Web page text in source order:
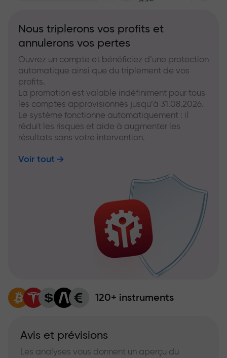
Nous triplerons vos profits et
annulerons vos pertes
Ouvrez un compte et bénéficiez d’une protection
automatique ainsi que du triplement de vos
profits.
La promotion est valable indéfiniment pour tous
les comptes approvisionnés jusqu’à 31.08.2026.
Le système fonctionne automatiquement : il
réduit les risques et aide à augmenter les
résultats sans votre intervention.
Voir tout
120+ instruments
Avis et prévisions
Les analyses vous donnent un aperçu du